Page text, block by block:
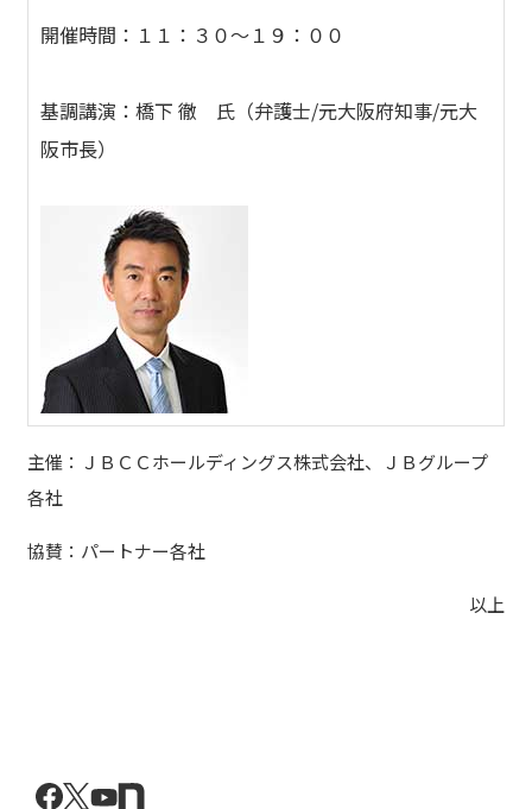
開催時間：１１：３０～１９：００
基調講演：橋下 徹 氏（弁護士/元大阪府知事/元大
阪市長）
主催：ＪＢＣＣホールディングス株式会社、ＪＢグループ
各社
協賛：パートナー各社
以上